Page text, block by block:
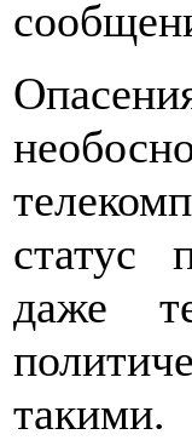
статус
даже